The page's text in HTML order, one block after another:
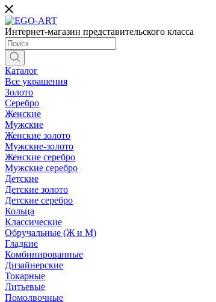
Интернет-магазин представительского класса
Каталог
Все украшения
Золото
Серебро
Женские
Мужские
Женские золото
Мужские-золото
Женские серебро
Мужские серебро
Детские
Детские золото
Детские серебро
Кольца
Классические
Обручальные (Ж и М)
Гладкие
Комбинированные
Дизайнерские
Токарные
Литьевые
Помолвочные